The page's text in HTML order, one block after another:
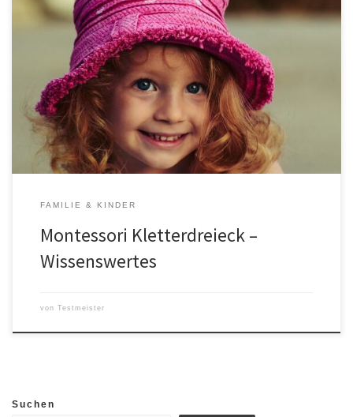
Das Kletterdreieck ist ein wichtiges Element in Montessori-
Klassenzimmern. In diesem Beitrag erfahren Sie alles, was es zu
dem Thema Montessori Kletterdreieck zu wissen gibt. Was ist das
Besondere am Kletterdreieck? Das Kletterdreieck ist ein
wesentlicher Bestandteil der Montessori-Pädagogik und dient
dazu, die Motorik und das Gleichgewicht von Kindern zu
entwickeln. […]
FAMILIE & KINDER
Montessori Kletterdreieck –
Wissenswertes
von Testmeister
Suchen